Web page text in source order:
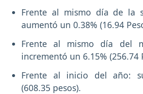
Frente al mismo día de la
aumentó un 0.38% (16.94
Frente al mismo día del
incrementó un 6.15% (256.74
Frente al inicio del año:
(608.35 pesos).